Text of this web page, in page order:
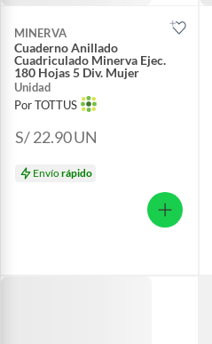
MINERVA
Cuaderno Anillado
Cuadriculado Minerva Ejec.
180 Hojas 5 Div. Mujer
Unidad
Por TOTTUS
S/ 22.90UN
Envíorápido